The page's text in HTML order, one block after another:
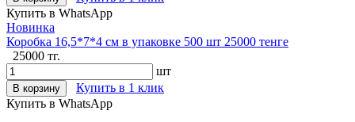
Купить в WhatsApp
Новинка
Коробка 16,5*7*4 см в упаковке 500 шт 25000 тенге
25000 тг.
шт
В корзину
Купить в 1 клик
Купить в WhatsApp